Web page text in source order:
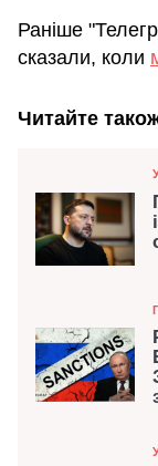
Раніше
сказали, коли
Читайте